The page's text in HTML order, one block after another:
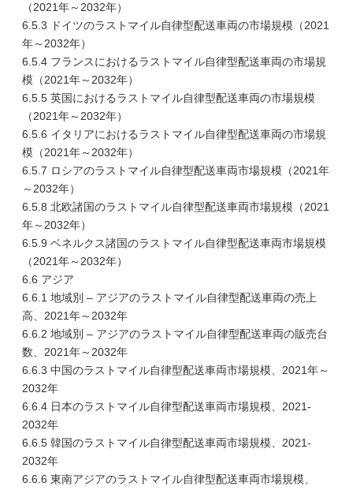
（2021年～2032年）
6.5.3 ドイツのラストマイル自律型配送車両の市場規模（2021
年～2032年）
6.5.4 フランスにおけるラストマイル自律型配送車両の市場規
模（2021年～2032年）
6.5.5 英国におけるラストマイル自律型配送車両の市場規模
（2021年～2032年）
6.5.6 イタリアにおけるラストマイル自律型配送車両の市場規
模（2021年～2032年）
6.5.7 ロシアのラストマイル自律型配送車両市場規模（2021年
～2032年）
6.5.8 北欧諸国のラストマイル自律型配送車両市場規模（2021
年～2032年）
6.5.9 ベネルクス諸国のラストマイル自律型配送車両市場規模
（2021年～2032年）
6.6 アジア
6.6.1 地域別 – アジアのラストマイル自律型配送車両の売上
高、2021年～2032年
6.6.2 地域別 – アジアのラストマイル自律型配送車両の販売台
数、2021年～2032年
6.6.3 中国のラストマイル自律型配送車両市場規模、2021年～
2032年
6.6.4 日本のラストマイル自律型配送車両市場規模、2021-
2032年
6.6.5 韓国のラストマイル自律型配送車両市場規模、2021-
2032年
6.6.6 東南アジアのラストマイル自律型配送車両市場規模、